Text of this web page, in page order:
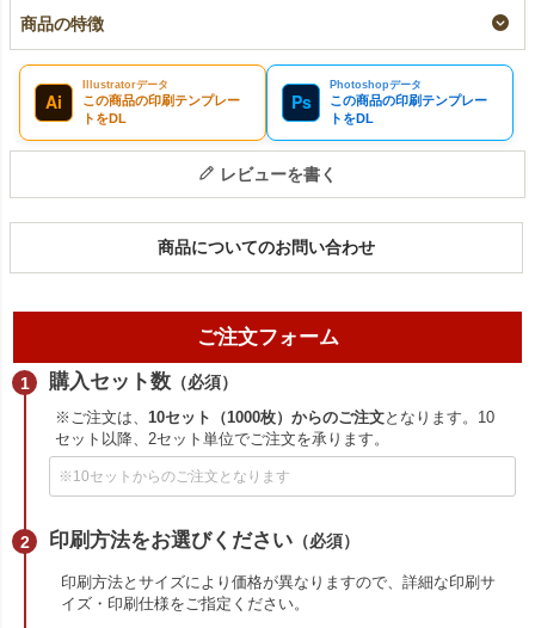
商品の特徴
Ai
Illustratorデータ
この商品の印刷テンプレー
トをDL
Ps
Photoshopデータ
この商品の印刷テンプレー
トをDL
レビューを書く
商品についてのお問い合わせ
ご注文フォーム
購入セット数 （必須）
※ご注文は、10セット（1000枚）からのご注文となります。10
セット以降、2セット単位でご注文を承ります。
印刷方法をお選びください （必須）
印刷方法とサイズにより価格が異なりますので、詳細な印刷サ
イズ・印刷仕様をご指定ください。